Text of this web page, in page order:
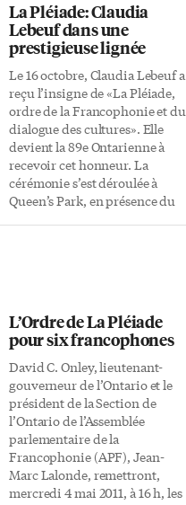
française du Centre-Sud-Ouest
de l’Ontario en siégeant sur de
divers conseils
d’administration. M. Bernard a
été tour à tour, enseignant,
conseiller pédagogique,
surintendant avant d’accéder
au poste de directeur de
l’éducation du Conseil scolaire
Viamonde qu’il a […]
La Pléiade: Claudia
Lebeuf dans une
prestigieuse lignée
Le 16 octobre, Claudia Lebeuf a
reçu l’insigne de «La Pléiade,
ordre de la Francophonie et du
dialogue des cultures». Elle
devient la 89e Ontarienne à
recevoir cet honneur. La
cérémonie s’est déroulée à
Queen’s Park, en présence du
directrice de l’Association des
centres culturels de l’Ontario,
directrice du Regroupement
des intervenants francophones
en santé et services sociaux, elle
est engagée dans plusieurs
œuvres caritatives, dont le Club
Richelieu Trillium. Les autres
récipiendaires 2012 […]
L’Ordre de La Pléiade
pour six francophones
David C. Onley, lieutenant-
gouverneur de l’Ontario et le
président de la Section de
l’Ontario de l’Assemblée
parlementaire de la
Francophonie (APF), Jean-
Marc Lalonde, remettront,
mercredi 4 mai 2011, à 16 h, les